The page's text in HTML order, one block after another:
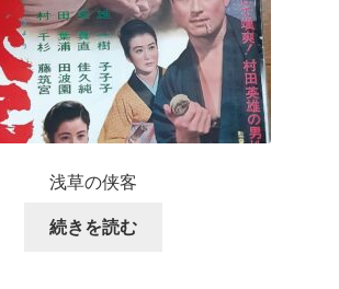
浅草の侠客
続きを読む